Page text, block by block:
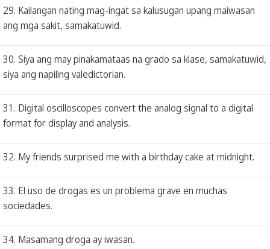
29. Kailangan nating mag-ingat sa kalusugan upang maiwasan
ang mga sakit, samakatuwid.
30. Siya ang may pinakamataas na grado sa klase, samakatuwid,
siya ang napiling valedictorian.
31. Digital oscilloscopes convert the analog signal to a digital
format for display and analysis.
32. My friends surprised me with a birthday cake at midnight.
33. El uso de drogas es un problema grave en muchas
sociedades.
34. Masamang droga ay iwasan.